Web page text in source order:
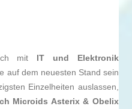
mit IT und Elektronik
auf dem neuesten Stand sein
Einzelheiten auslassen,
Microids Asterix & Obelix